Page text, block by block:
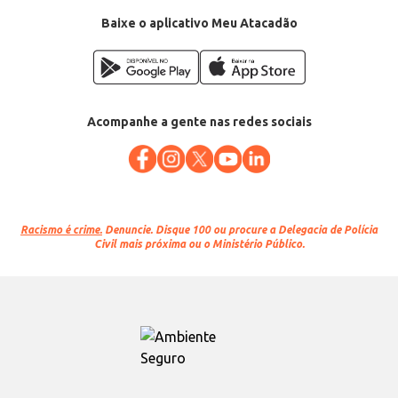
Baixe o aplicativo Meu Atacadão
Acompanhe a gente nas redes sociais
Racismo é crime. Denuncie. Disque 100 ou procure a Delegacia de Polícia
Civil mais próxima ou o Ministério Público.